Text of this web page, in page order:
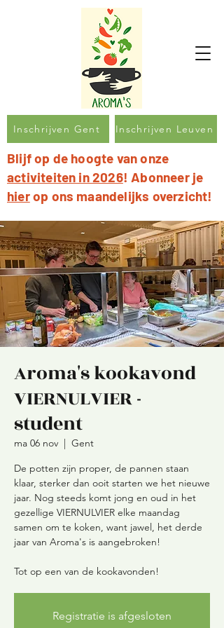
Inschrijven Gent Inschrijven Leuven
Blijf op de hoogte van onze
activiteiten in 2026! Abonneer je
hierop ons maandelijks overzicht!
Aroma's kookavond
VIERNULVIER -
student
ma 06 nov
  |
Gent
De potten zijn proper, de pannen staan
klaar, sterker dan ooit starten we het nieuwe
jaar. Nog steeds komt jong en oud in het
gezellige VIERNULVIER elke maandag
samen om te koken, want jawel, het derde
jaar van Aroma's is aangebroken!
Tot op een van de kookavonden!
Registratie is afgesloten